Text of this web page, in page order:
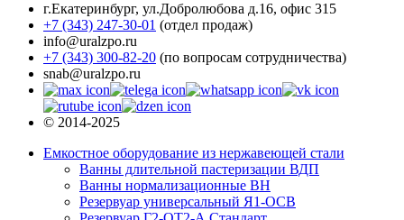
г.Екатеринбург, ул.Добролюбова д.16, офис 315
+7 (343) 247-30-01 (отдел продаж)
info@uralzpo.ru
+7 (343) 300-82-20 (по вопросам сотрудничества)
snab@uralzpo.ru
© 2014-2025
Емкостное оборудование из нержавеющей стали
Ванны длительной пастеризации ВДП
Ванны нормализационные ВН
Резервуар универсальный Я1-ОСВ